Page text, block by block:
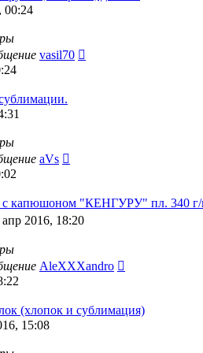
00:24
vasil70
aVs
с капюшоном "КЕНГУРУ" пл. 340
апр 2016, 18:20
AleXXXandro
(хлопок и сублимация)
15:08